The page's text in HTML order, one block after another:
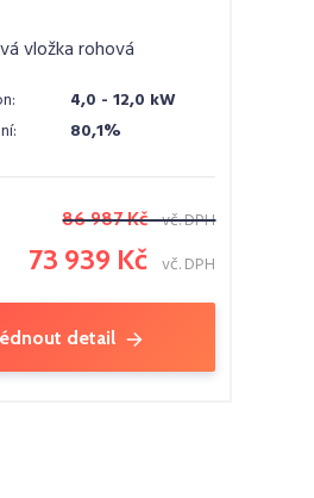
vložka rohová
4,0 - 12,0 kW
80,1%
86 987 Kč vč. DPH
73 939 Kč vč. DPH
detail